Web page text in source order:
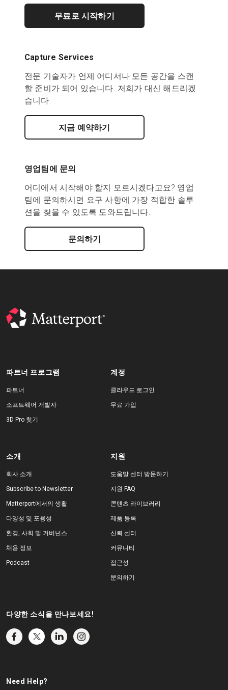
무료로 시작하기
Capture Services
전문 기술자가 언제 어디서나 모든 공간을 스캔
할 준비가 되어 있습니다. 저희가 대신 해드리겠
습니다.
지금 예약하기
영업팀에 문의
어디에서 시작해야 할지 모르시겠다고요? 영업
팀에 문의하시면 요구 사항에 가장 적합한 솔루
션을 찾을 수 있도록 도와드립니다.
문의하기
파트너 프로그램
파트너
소프트웨어 개발자
3D Pro 찾기
계정
클라우드 로그인
무료 가입
소개
회사 소개
Subscribe to Newsletter
Matterport에서의 생활
다양성 및 포용성
환경, 사회 및 거버넌스
채용 정보
Podcast
지원
도움말 센터 방문하기
지원 FAQ
콘텐츠 라이브러리
제품 등록
신뢰 센터
커뮤니티
접근성
문의하기
다양한 소식을 만나보세요!
Need Help?